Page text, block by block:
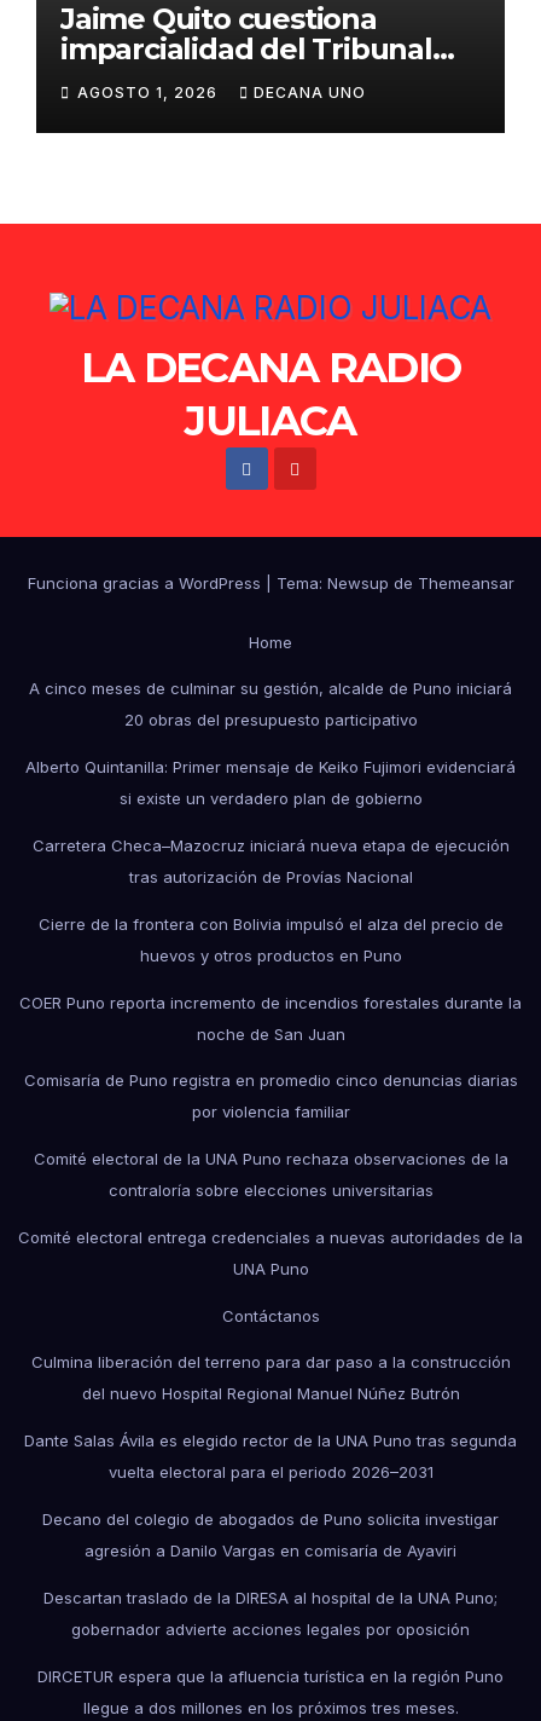
Jaime Quito cuestiona
imparcialidad del Tribunal
Constitucional tras liberación
de Ollanta Humala
AGOSTO 1, 2026 DECANA UNO
LA DECANA RADIO
JULIACA
Funciona gracias a WordPress Tema: Newsup de Themeansar
Home
A cinco meses de culminar su gestión, alcalde de Puno iniciará
20 obras del presupuesto participativo
Alberto Quintanilla: Primer mensaje de Keiko Fujimori evidenciará
si existe un verdadero plan de gobierno
Carretera Checa–Mazocruz iniciará nueva etapa de ejecución
tras autorización de Provías Nacional
Cierre de la frontera con Bolivia impulsó el alza del precio de
huevos y otros productos en Puno
COER Puno reporta incremento de incendios forestales durante la
noche de San Juan
Comisaría de Puno registra en promedio cinco denuncias diarias
por violencia familiar
Comité electoral de la UNA Puno rechaza observaciones de la
contraloría sobre elecciones universitarias
Comité electoral entrega credenciales a nuevas autoridades de la
UNA Puno
Contáctanos
Culmina liberación del terreno para dar paso a la construcción
del nuevo Hospital Regional Manuel Núñez Butrón
Dante Salas Ávila es elegido rector de la UNA Puno tras segunda
vuelta electoral para el periodo 2026–2031
Decano del colegio de abogados de Puno solicita investigar
agresión a Danilo Vargas en comisaría de Ayaviri
Descartan traslado de la DIRESA al hospital de la UNA Puno;
gobernador advierte acciones legales por oposición
DIRCETUR espera que la afluencia turística en la región Puno
llegue a dos millones en los próximos tres meses.